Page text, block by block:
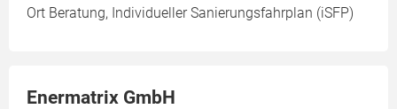
Ort Beratung, Individueller Sanierungsfahrplan (iSFP)
Enermatrix GmbH